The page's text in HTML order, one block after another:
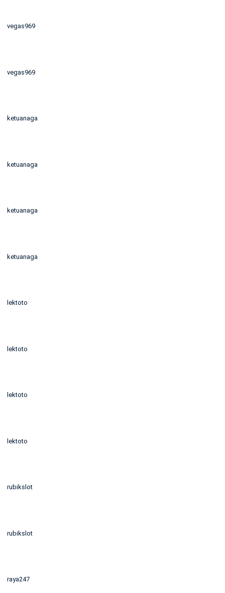
vegas969
vegas969
ketuanaga
ketuanaga
ketuanaga
ketuanaga
lektoto
lektoto
lektoto
lektoto
rubikslot
rubikslot
raya247